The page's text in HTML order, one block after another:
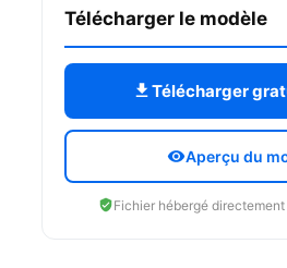
Télécharger le modèle
Télécharger
Aperçu du
Fichier hébergé